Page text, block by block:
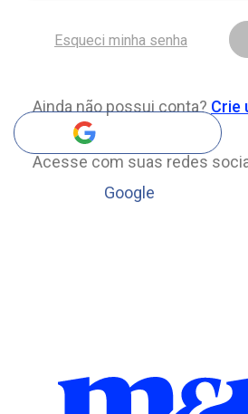
Esqueci minha senha
Ainda não possui conta? Crie
Acesse com suas redes
Google